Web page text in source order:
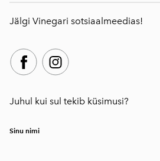
Jälgi Vinegari sotsiaalmeedias!
Juhul kui sul tekib küsimusi?
Sinu nimi